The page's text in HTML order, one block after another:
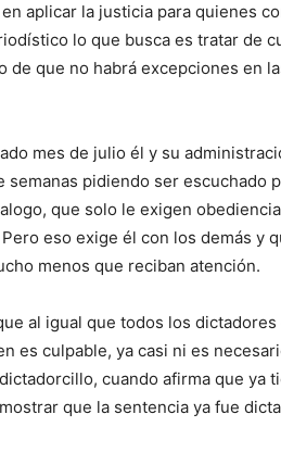
aplicar la justicia para quienes
lo que busca es tratar de
que no habrá excepciones en
mes de julio él y su
semanas pidiendo ser escuchado
que solo le exigen
eso exige él con los demás y
menos que reciban atención.
al igual que todos los
es culpable, ya casi ni es
cuando afirma que ya
que la sentencia ya fue